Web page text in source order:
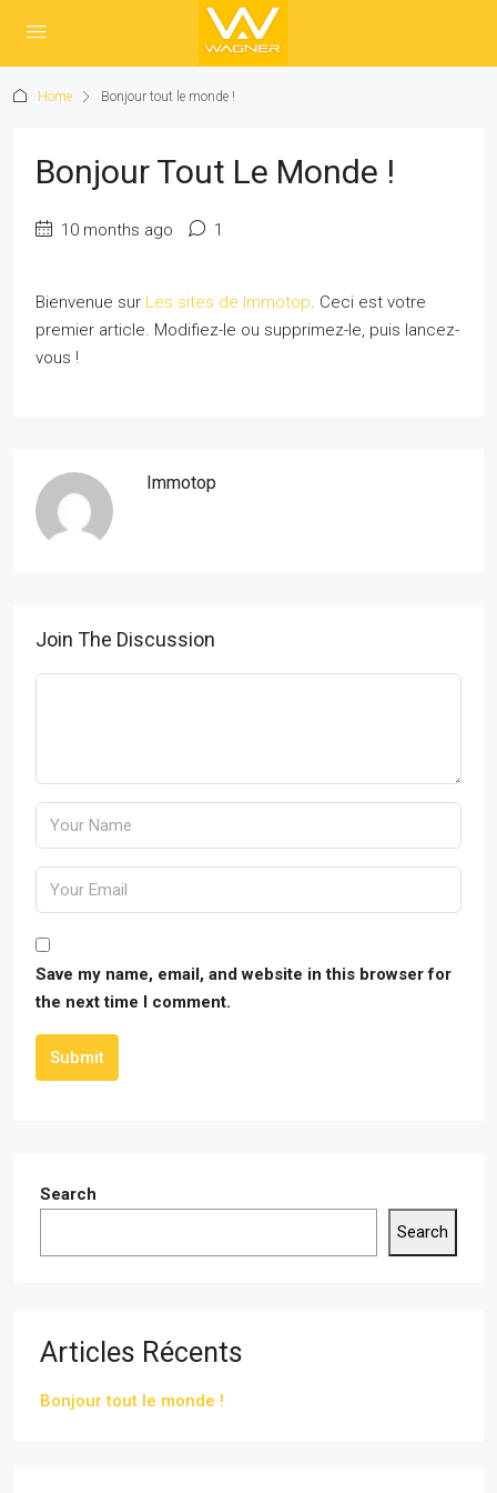
Home Bonjour tout le monde !
Bonjour Tout Le Monde !
10 months ago 1
Bienvenue sur Les sites de Immotop. Ceci est votre
premier article. Modifiez-le ou supprimez-le, puis lancez-
vous !
Immotop
Join The Discussion
Save my name, email, and website in this browser for
the next time I comment.
Submit
Search
Search
Articles Récents
Bonjour tout le monde !